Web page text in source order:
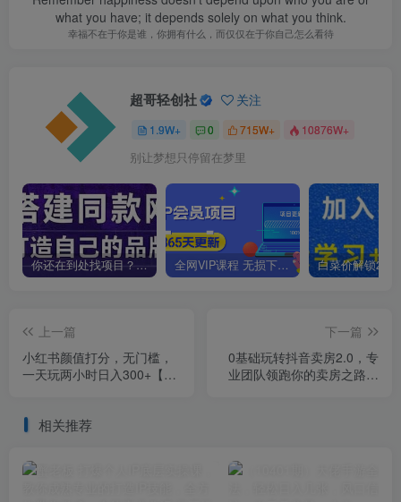
what you have; it depends solely on what you think.
幸福不在于你是谁，你拥有什么，而仅仅在于你自己怎么看待
超哥轻创社 关注
1.9W+ 0 715W+ 10876W+
别让梦想只停留在梦里
你还在到处找项目？还在当韭菜？我靠卖项目一个月收入5万+，曾经我也是个失败者。 全网VIP课程 无损下载~
上一篇
小红书颜值打分，无门槛，
一天玩两小时日入300+【揭
下一篇
0基础玩转抖音卖房2.0，专
业团队领跑你的卖房之路，
相关推荐